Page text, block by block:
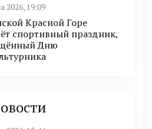
2026, 19:09
Красной Горе
спортивный праздник,
Дню